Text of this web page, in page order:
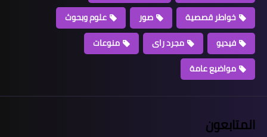
خواطر قصصية
صور
علوم وبحوث
فيديو
مجرد راى
منوعات
مواضيع عامة
المتابعون